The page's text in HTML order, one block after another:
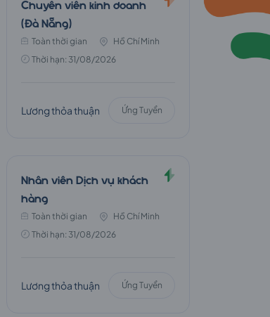
Chuyên viên kinh doanh
(Đà Nẵng)
Toàn thời gian
Hồ Chí Minh
Thời hạn: 31/08/2026
Lương thỏa thuận Ứng Tuyển
Nhân viên Dịch vụ khách
hàng
Toàn thời gian
Hồ Chí Minh
Thời hạn: 31/08/2026
Lương thỏa thuận Ứng Tuyển